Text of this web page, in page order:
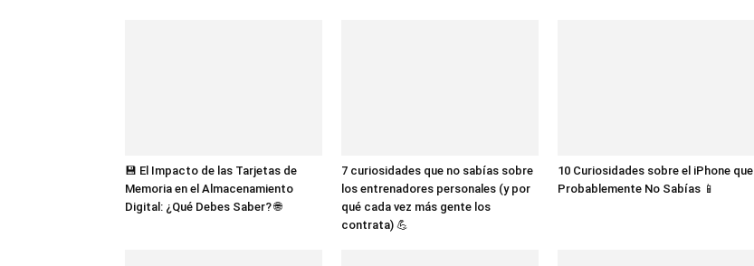
💾 El Impacto de las Tarjetas de
Memoria en el Almacenamiento
Digital: ¿Qué Debes Saber? 🌐
7 curiosidades que no sabías sobre
los entrenadores personales (y por
qué cada vez más gente los
contrata) 💪
10 Curiosidades sobre el iPhone que
Probablemente No Sabías 📱